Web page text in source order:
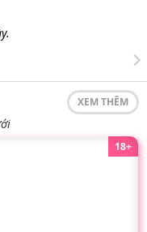
XEM THÊM
18+